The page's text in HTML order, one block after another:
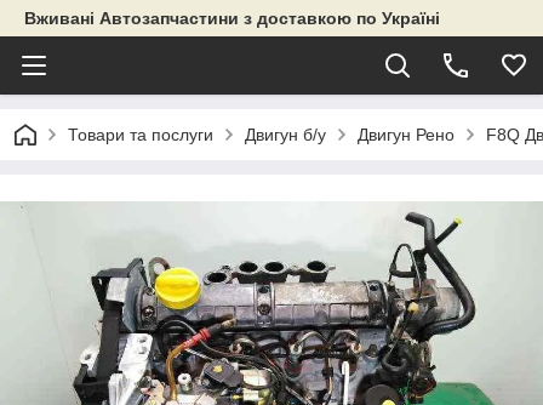
Вживані Автозапчастини з доставкою по Україні
Товари та послуги Двигун б/у Двигун Рено F8Q